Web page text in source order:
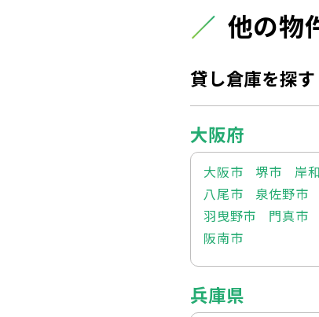
他の物
貸し倉庫を探す
大阪府
大阪市 堺市 岸
八尾市
泉佐野市
羽曳野市
門真市
阪南市
兵庫県